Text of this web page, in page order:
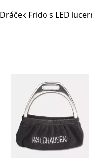
Dráček Frido s LED